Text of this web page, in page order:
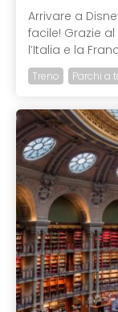
Arrivare a
facile! Grazie al
l’Italia e la
Treno Parchi a